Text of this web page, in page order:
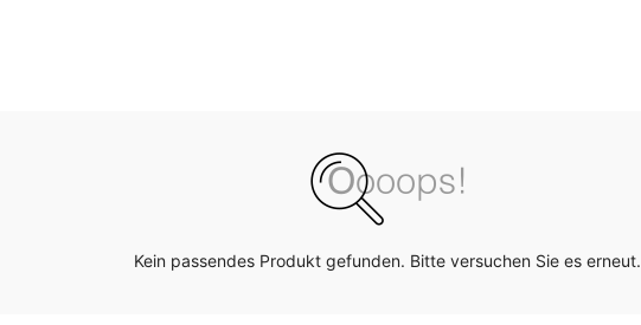
Kein passendes Produkt gefunden. Bitte versuchen Sie es erneut.